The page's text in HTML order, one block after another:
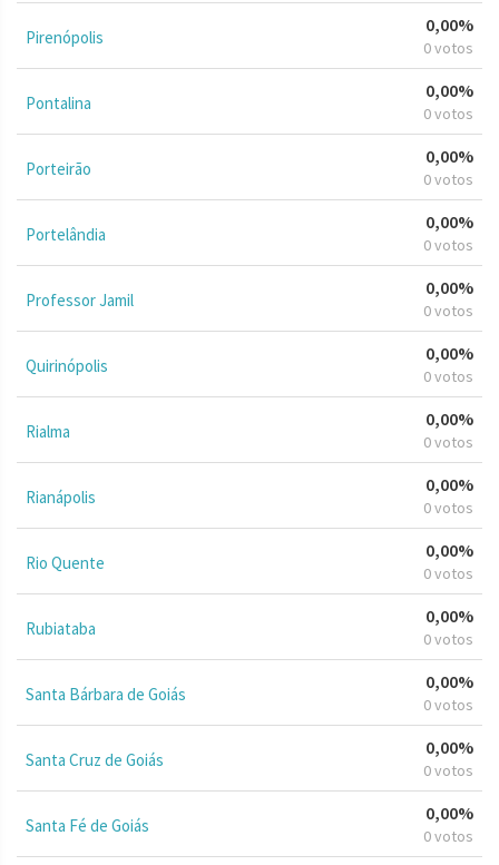
Pirenópolis
0,00%
0 votos
Pontalina
0,00%
0 votos
Porteirão
0,00%
0 votos
Portelândia
0,00%
0 votos
Professor Jamil
0,00%
0 votos
Quirinópolis
0,00%
0 votos
Rialma
0,00%
0 votos
Rianápolis
0,00%
0 votos
Rio Quente
0,00%
0 votos
Rubiataba
0,00%
0 votos
Santa Bárbara de Goiás
0,00%
0 votos
Santa Cruz de Goiás
0,00%
0 votos
Santa Fé de Goiás
0,00%
0 votos